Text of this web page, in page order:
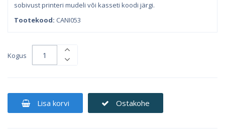
sobivust printeri mudeli või kasseti koodi järgi.
Tootekood: CANI053
Kogus
Lisa korvi Ostakohe